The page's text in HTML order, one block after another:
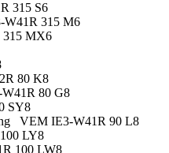
315 S6
W41R 315 M6
315 MX6
80 K8
80 G8
SY8
VEM IE3-W41R 90 L8
LY8
100 LW8